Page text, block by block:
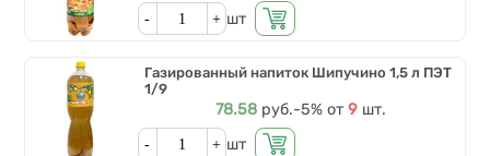
Кол-во
шт
Газированный напиток Шипучино 1,5 л ПЭТ
1/9
Цена
78.58 руб.Скидки от количества
-5% от9 шт.
Кол-во
шт